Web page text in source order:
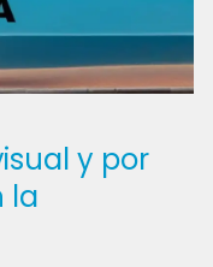
y por
la